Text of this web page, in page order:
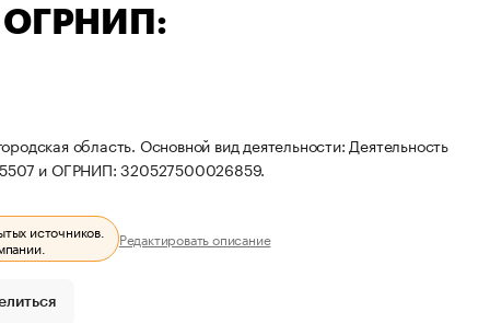
ОГРНИП:
область. Основной вид деятельности: Деятельность
и ОГРНИП: 320527500026859.
источников.
Редактировать описание